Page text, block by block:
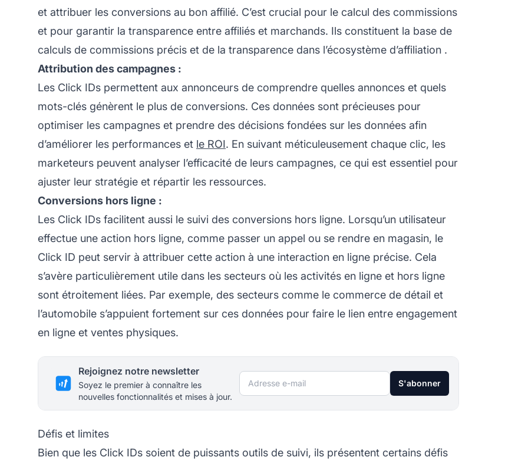
et attribuer les conversions au bon affilié. C’est crucial pour le calcul des commissions
et pour garantir la transparence entre affiliés et marchands. Ils constituent la base de
calculs de commissions précis et de la transparence dans l’écosystème d’affiliation .
Attribution des campagnes :
Les Click IDs permettent aux annonceurs de comprendre quelles annonces et quels
mots-clés génèrent le plus de conversions. Ces données sont précieuses pour
optimiser les campagnes et prendre des décisions fondées sur les données afin
d’améliorer les performances et le ROI. En suivant méticuleusement chaque clic, les
marketeurs peuvent analyser l’efficacité de leurs campagnes, ce qui est essentiel pour
ajuster leur stratégie et répartir les ressources.
Conversions hors ligne :
Les Click IDs facilitent aussi le suivi des conversions hors ligne. Lorsqu’un utilisateur
effectue une action hors ligne, comme passer un appel ou se rendre en magasin, le
Click ID peut servir à attribuer cette action à une interaction en ligne précise. Cela
s’avère particulièrement utile dans les secteurs où les activités en ligne et hors ligne
sont étroitement liées. Par exemple, des secteurs comme le commerce de détail et
l’automobile s’appuient fortement sur ces données pour faire le lien entre engagement
en ligne et ventes physiques.
Rejoignez notre newsletter
Soyez le premier à connaître les
nouvelles fonctionnalités et mises à jour.
Adresse e-mail S'abonner
Défis et limites
Bien que les Click IDs soient de puissants outils de suivi, ils présentent certains défis